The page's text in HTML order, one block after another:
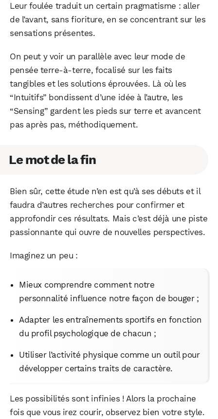
Leur foulée traduit un certain pragmatisme : aller
de l’avant, sans fioriture, en se concentrant sur les
sensations présentes.
On peut y voir un parallèle avec leur mode de
pensée terre-à-terre, focalisé sur les faits
tangibles et les solutions éprouvées. Là où les
“Intuitifs” bondissent d’une idée à l’autre, les
“Sensing” gardent les pieds sur terre et avancent
pas après pas, méthodiquement.
Le mot de la fin
Bien sûr, cette étude n’en est qu’à ses débuts et il
faudra d’autres recherches pour confirmer et
approfondir ces résultats. Mais c’est déjà une piste
passionnante qui ouvre de nouvelles perspectives.
Imaginez un peu :
Mieux comprendre comment notre
personnalité influence notre façon de bouger ;
Adapter les entraînements sportifs en fonction
du profil psychologique de chacun ;
Utiliser l’activité physique comme un outil pour
développer certains traits de caractère.
Les possibilités sont infinies ! Alors la prochaine
fois que vous irez courir, observez bien votre style.